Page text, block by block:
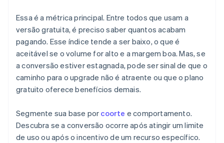
Essa é a métrica principal. Entre todos que usam a
versão gratuita, é preciso saber quantos acabam
pagando. Esse índice tende a ser baixo, o que é
aceitável se o volume for alto e a margem boa. Mas, se
a conversão estiver estagnada, pode ser sinal de que o
caminho para o upgrade não é atraente ou que o plano
gratuito oferece benefícios demais.
Segmente sua base por coorte e comportamento.
Descubra se a conversão ocorre após atingir um limite
de uso ou após o incentivo de um recurso específico.